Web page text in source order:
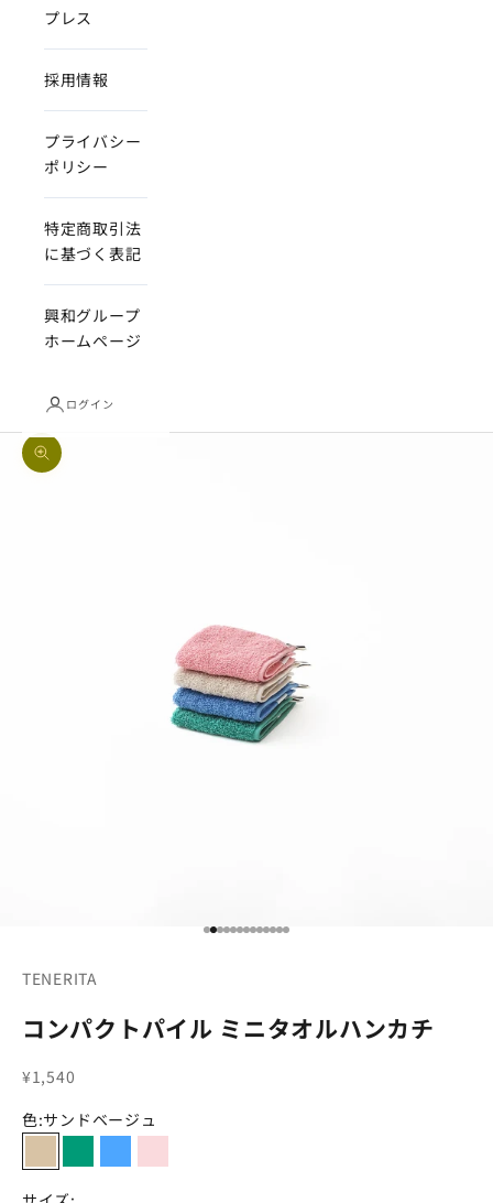
プレス
採用情報
プライバシー
ポリシー
特定商取引法
に基づく表記
興和グループ
ホームページ
ログイン
ズームイン
項目に移動する 1
項目に移動する 2
項目に移動する 3
項目に移動する 4
項目に移動する 5
項目に移動する 6
項目に移動する 7
項目に移動する 8
項目に移動する 9
項目に移動する 10
項目に移動する 11
項目に移動する 12
項目に移動する 13
TENERITA
コンパクトパイル ミニタオルハンカチ
セール価格
¥1,540
色:サンドベージュ
サンドベージュ
エメラルドグラス
オーシャンローズミスト